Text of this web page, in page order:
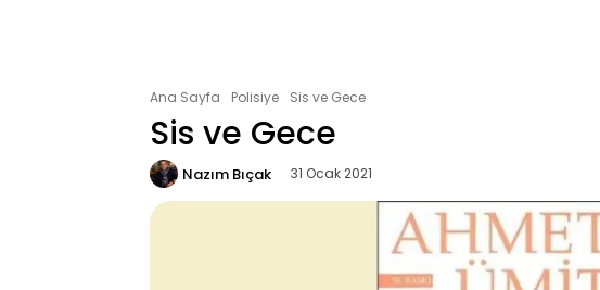
Ana Sayfa Polisiye Sis ve Gece
Sis ve Gece
Nazım Bıçak 31 Ocak 2021